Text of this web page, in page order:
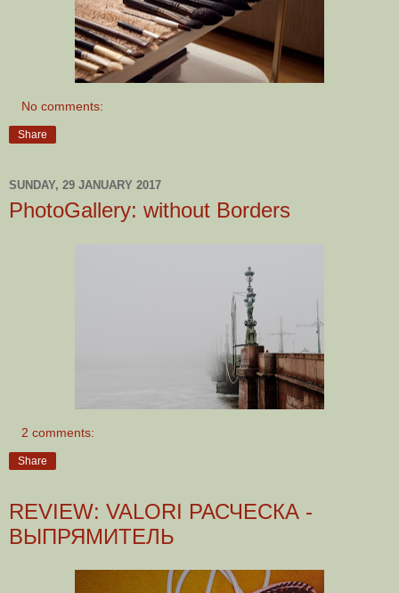
No comments:
Share
SUNDAY, 29 JANUARY 2017
PhotoGallery: without Borders
2 comments:
Share
REVIEW: VALORI РАСЧЕСКА -
ВЫПРЯМИТЕЛЬ